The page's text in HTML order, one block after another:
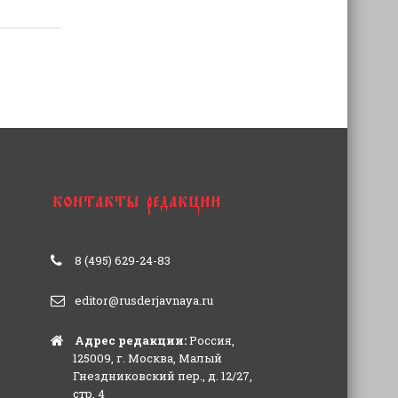
8 (495) 629-24-83
editor@rusderjavnaya.ru
Адрес редакции:Россия,
125009, г. Москва, Малый
Гнездниковский пер., д. 12/27,
стр. 4